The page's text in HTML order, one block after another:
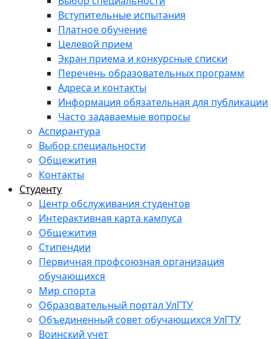
Вступительные испытания
Платное обучение
Целевой прием
Экран приема и конкурсные списки
Перечень образовательных программ
Адреса и контакты
Информация обязательная для публикации
Часто задаваемые вопросы
Аспирантура
Выбор специальности
Общежития
Контакты
Студенту
Центр обслуживания студентов
Интерактивная карта кампуса
Общежития
Стипендии
Первичная профсоюзная организация
обучающихся
Мир спорта
Образовательный портал УлГТУ
Объединенный совет обучающихся УлГТУ
Воинский учет